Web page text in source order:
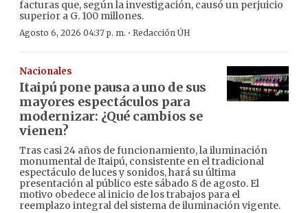
facturas que, según la investigación, causó un perjuicio
superior a G. 100 millones.
Agosto 6, 2026 04:37 p. m. · Redacción ÚH
Nacionales
Itaipú pone pausa a uno de sus
mayores espectáculos para
modernizar: ¿Qué cambios se
vienen?
Tras casi 24 años de funcionamiento, la iluminación
monumental de Itaipú, consistente en el tradicional
espectáculo de luces y sonidos, hará su última
presentación al público este sábado 8 de agosto. El
motivo obedece al inicio de los trabajos para el
reemplazo integral del sistema de iluminación vigente.